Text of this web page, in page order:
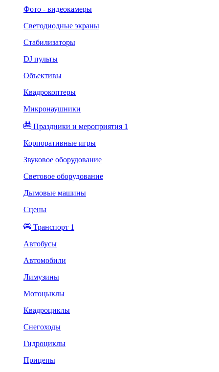
Фото - видеокамеры
Светодиодные экраны
Стабилизаторы
DJ пульты
Объективы
Квадрокоптеры
Микронаушники
Праздники и мероприятия 1
Корпоративные игры
Звуковое оборудование
Световое оборудование
Дымовые машины
Сцены
Транспорт 1
Автобусы
Автомобили
Лимузины
Мотоцыклы
Квадроциклы
Снегоходы
Гидроциклы
Прицепы